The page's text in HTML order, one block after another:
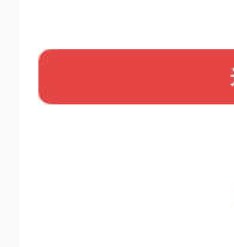
訂購塔蒂亞娜·納
使用我們的服務購買
票。輸入您的電子郵